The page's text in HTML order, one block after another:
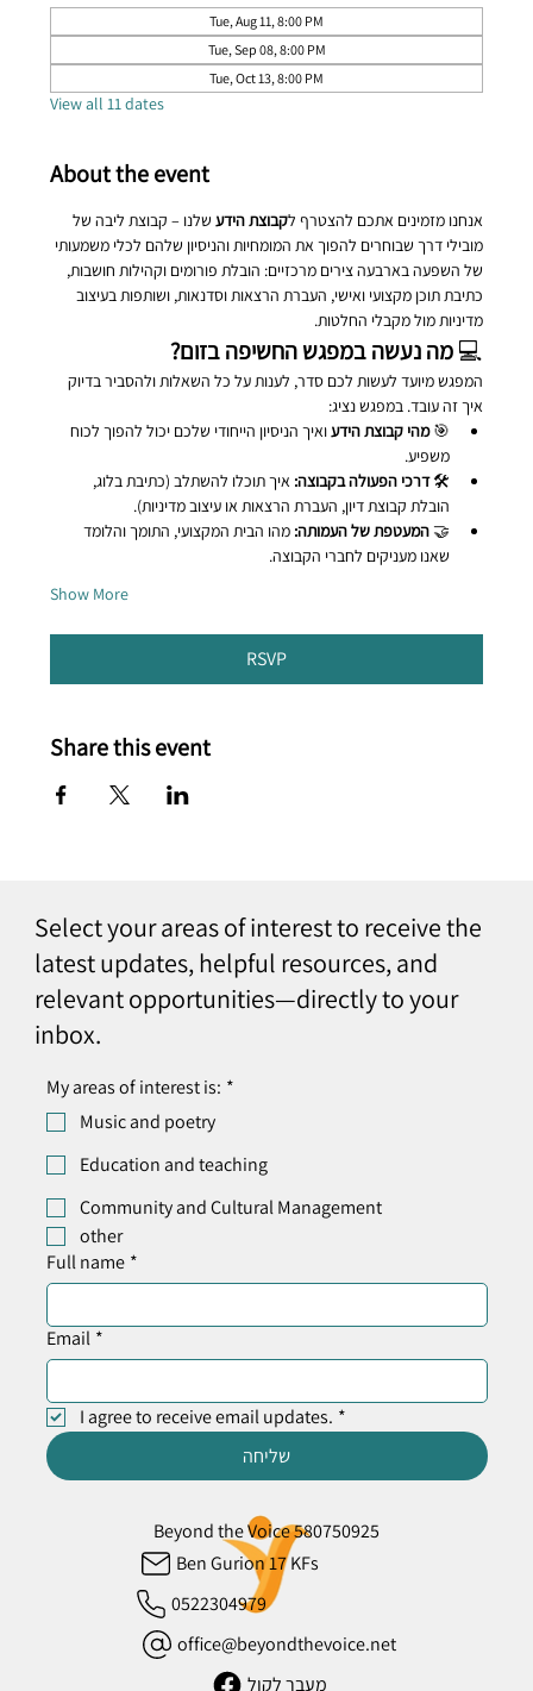
Tue, Aug 11, 8:00 PM
Tue, Sep 08, 8:00 PM
Tue, Oct 13, 8:00 PM
View all 11 dates
About the event
אנחנו מזמינים אתכם להצטרף לקבוצת הידע שלנו – קבוצת ליבה של
מובילי דרך שבוחרים להפוך את המומחיות והניסיון שלהם לכלי משמעותי
של השפעה בארבעה צירים מרכזיים: הובלת פורומים וקהילות חושבות,
כתיבת תוכן מקצועי ואישי, העברת הרצאות וסדנאות, ושותפות בעיצוב
מדיניות מול מקבלי החלטות.
💻 מה נעשה במפגש החשיפה בזום?
המפגש מיועד לעשות לכם סדר, לענות על כל השאלות ולהסביר בדיוק
איך זה עובד. במפגש נציג:
🎯 מהי קבוצת הידע ואיך הניסיון הייחודי שלכם יכול להפוך לכוח
משפיע.
🛠️ דרכי הפעולה בקבוצה: איך תוכלו להשתלב (כתיבת בלוג,
הובלת קבוצת דיון, העברת הרצאות או עיצוב מדיניות).
🤝 המעטפת של העמותה: מהו הבית המקצועי, התומך והלומד
שאנו מעניקים לחברי הקבוצה.
Show More
RSVP
Share this event
Beyond the Voice 580750925
Ben Gurion 17 KFs
0522304979
office@beyondthevoice.net
מעבר לקול
Select your areas of interest to receive the
latest updates, helpful resources, and
relevant opportunities—directly to your
inbox.
My areas of interest is: *
Music and poetry
Education and teaching
Community and Cultural Management
other
Full name *
Email *
I agree to receive email updates. *
שליחה